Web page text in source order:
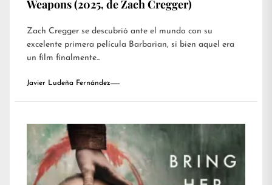
Weapons (2025, de Zach Cregger)
Zach Cregger se descubrió ante el mundo con su
excelente primera película Barbarian, si bien aquel era
un film finalmente...
Javier Ludeña Fernández